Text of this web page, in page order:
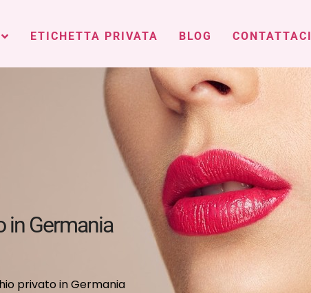
ETICHETTA PRIVATA BLOG CONTATTACI
in Germania
privato in Germania